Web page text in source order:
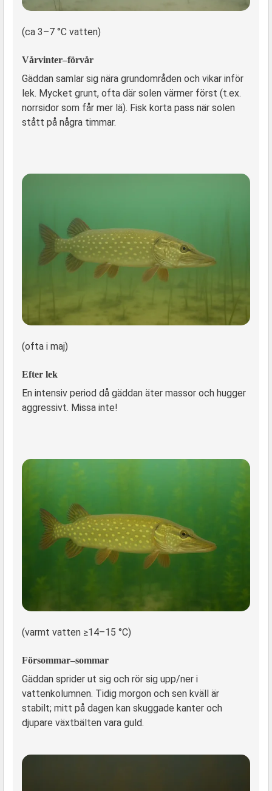
(ca 3–7 °C vatten)
Vårvinter–förvår
Gäddan samlar sig nära grundområden och vikar inför
lek. Mycket grunt, ofta där solen värmer först (t.ex.
norrsidor som får mer lä). Fisk korta pass när solen
stått på några timmar.
(ofta i maj)
Efter lek
En intensiv period då gäddan äter massor och hugger
aggressivt. Missa inte!
(varmt vatten ≥14–15 °C)
Försommar–sommar
Gäddan sprider ut sig och rör sig upp/ner i
vattenkolumnen. Tidig morgon och sen kväll är
stabilt; mitt på dagen kan skuggade kanter och
djupare växtbälten vara guld.